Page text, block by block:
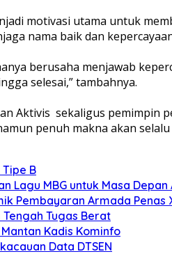
motivasi utama untuk
nama baik dan
berusaha menjawab
selesai,” tambahnya.
Aktivis sekaligus pemimpin
penuh makna akan
Tipe B
Lagu MBG untuk Masa Depan
Pembayaran Armada Penas
Tugas Berat
Kadis Kominfo
Data DTSEN